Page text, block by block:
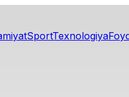
SportTexnologiya